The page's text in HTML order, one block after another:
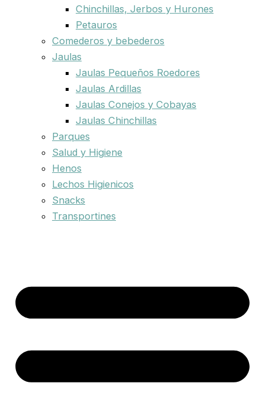
Chinchillas, Jerbos y Hurones
Petauros
Comederos y bebederos
Jaulas
Jaulas Pequeños Roedores
Jaulas Ardillas
Jaulas Conejos y Cobayas
Jaulas Chinchillas
Parques
Salud y Higiene
Henos
Lechos Higienicos
Snacks
Transportines